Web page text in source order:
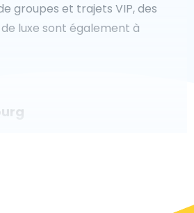
groupes et trajets VIP, des
luxe sont également à